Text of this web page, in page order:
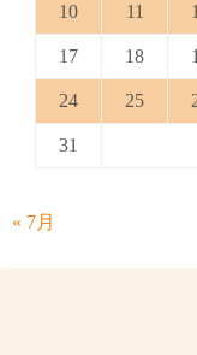
10 11
17 18
24 25
31
« 7月